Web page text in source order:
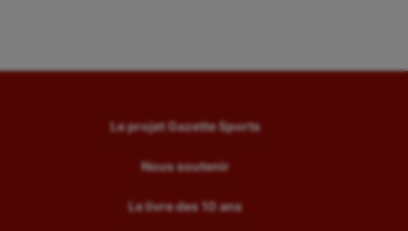
Le projet Gazette Sports
Nous soutenir
Le livre des 10 ans